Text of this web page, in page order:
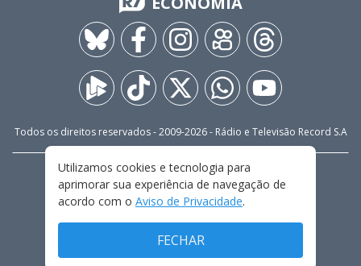
Todos os direitos reservados - 2009-2026- Rádio e Televisão Record S.A
FALE CONOSCO
PRIVACIDADE
TERMOS E CONDIÇÕES DE USO
Utilizamos cookies e tecnologia para
aprimorar sua experiência de navegação de
acordo com o Aviso de Privacidade.
FECHAR